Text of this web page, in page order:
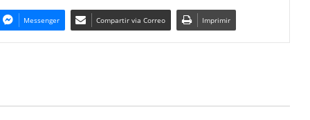
Messenger Compartir via Correo Imprimir